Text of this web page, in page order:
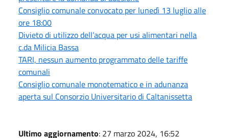
Consiglio comunale convocato per lunedì 13 luglio alle
ore 18:00
Divieto di utilizzo dell’acqua per usi alimentari nella
c.da Milicia Bassa
TARI, nessun aumento programmato delle tariffe
comunali
Consiglio comunale monotematico e in adunanza
aperta sul Consorzio Universitario di Caltanissetta
Ultimo aggiornamento: 27 marzo 2024, 16:52